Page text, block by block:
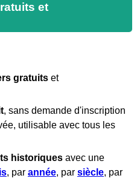
et
gratuits et
, sans demande d'inscription
utilisable avec tous les
historiques avec une
, par année, par siècle, par